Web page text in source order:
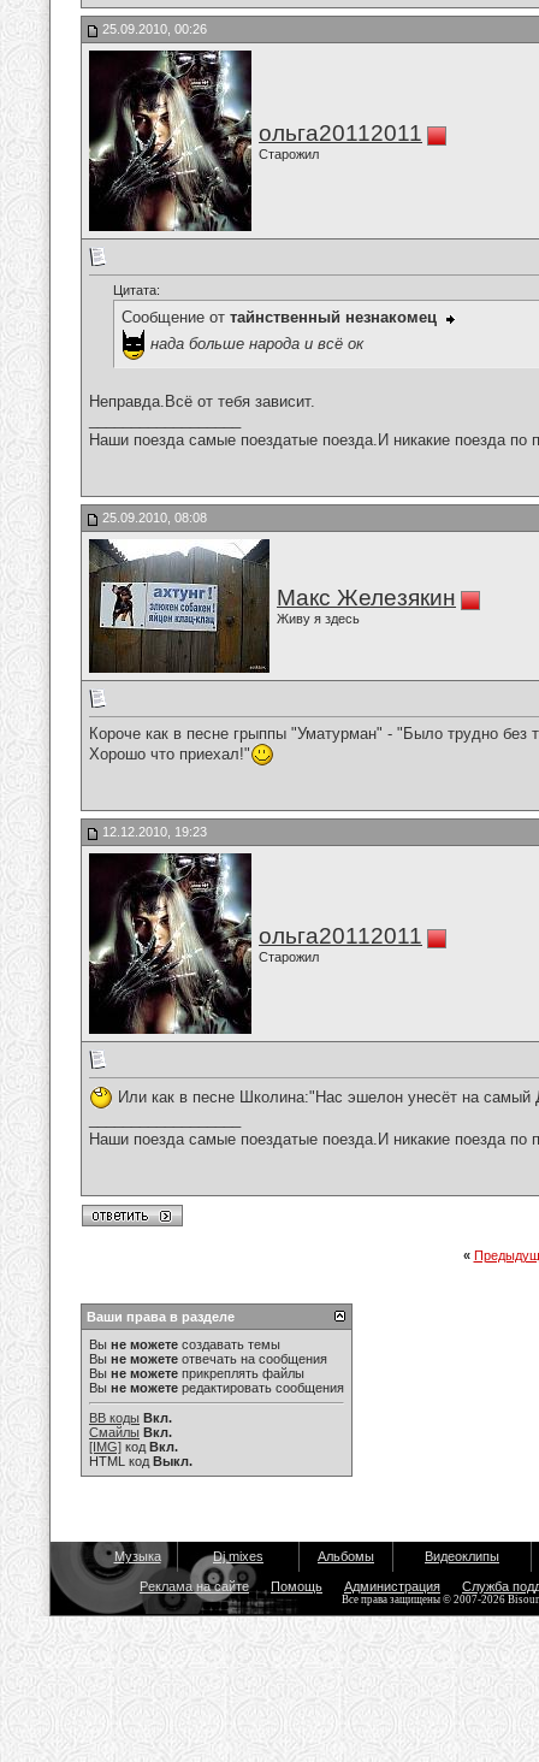
25.09.2010, 00:26
ольга20112011
Старожил
Цитата:
Сообщение от тайнственный незнакомец
нада больше народа и всё ок
Неправда.Всё от тебя зависит.
Наши поезда самые поездатые поезда.И никакие поезда по
25.09.2010, 08:08
Макс Железякин
Живу я здесь
Короче как в песне грыппы "Уматурман" - "Было трудно без
Хорошо что приехал!"
12.12.2010, 19:23
ольга20112011
Старожил
Или как в песне Школина:"Нас эшелон унесёт на самый
Наши поезда самые поездатые поезда.И никакие поезда по
«
Ваши права в разделе
Вы не можете создавать темы
Вы не можете отвечать на сообщения
Вы не можете прикреплять файлы
Вы не можете редактировать сообщения
BB коды Вкл.
Смайлы Вкл.
[IMG] код Вкл.
HTML код Выкл.
Музыка Dj mixes Альбомы Видеоклипы
Реклама на сайте Помощь Администрация Служба
Все права защищены © 2007-2026